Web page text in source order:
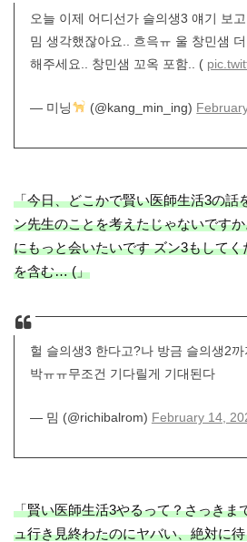
오늘 이제 어디선가 슬의생3 얘기 보
밈 생각했잖아요.. 흐윽ㅠ 울 창민샘
해주세요.. 창민샘 꼬옥 포함.. (
— 미닝 (@kang_min_ing)
「今日、どこかで賢い医師生活3の話
ン先生のことを考えたじゃないです
にもっと会いたいです ズン3もして
を含む… (」
헐 슬의생3 한다고?나 방금 슬의생2
박ㅠㅠ무조건 기다릴게 기대된다
— 밈 (@richibalrom) February 14,
「賢い医師生活3やるって？さっきま
ュ行き見終わたのにヤバい、絶対に